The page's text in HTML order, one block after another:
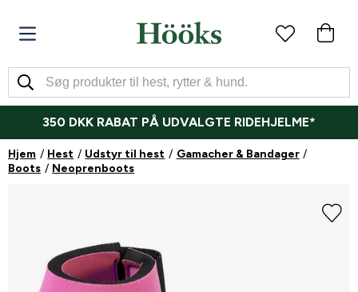
350 DKK RABAT PÅ UDVALGTE RIDEHJELME*
Hjem Hest Udstyr til hest
Gamacher & Bandager
Boots
Neoprenboots